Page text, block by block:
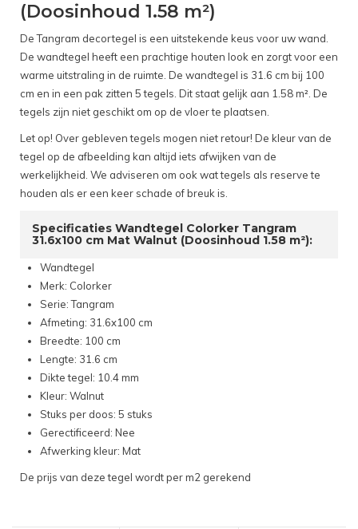
(Doosinhoud 1.58 m²)
De Tangram decortegel is een uitstekende keus voor uw wand.
De wandtegel heeft een prachtige houten look en zorgt voor een
warme uitstraling in de ruimte. De wandtegel is 31.6 cm bij 100
cm en in een pak zitten 5 tegels. Dit staat gelijk aan 1.58 m². De
tegels zijn niet geschikt om op de vloer te plaatsen.
Let op! Over gebleven tegels mogen niet retour! De kleur van de
tegel op de afbeelding kan altijd iets afwijken van de
werkelijkheid. We adviseren om ook wat tegels als reserve te
houden als er een keer schade of breuk is.
Specificaties Wandtegel Colorker Tangram
31.6x100 cm Mat Walnut (Doosinhoud 1.58 m²):
Wandtegel
Merk: Colorker
Serie: Tangram
Afmeting: 31.6x100 cm
Breedte: 100 cm
Lengte: 31.6 cm
Dikte tegel: 10.4 mm
Kleur: Walnut
Stuks per doos: 5 stuks
Gerectificeerd: Nee
Afwerking kleur: Mat
De prijs van deze tegel wordt per m2 gerekend